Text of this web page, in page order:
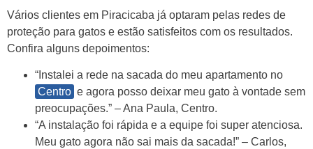
Vários clientes em Piracicaba já optaram pelas redes de
proteção para gatos e estão satisfeitos com os resultados.
Confira alguns depoimentos:
“Instalei a rede na sacada do meu apartamento no
Centro e agora posso deixar meu gato à vontade sem
preocupações.” – Ana Paula, Centro.
“A instalação foi rápida e a equipe foi super atenciosa.
Meu gato agora não sai mais da sacada!” – Carlos,